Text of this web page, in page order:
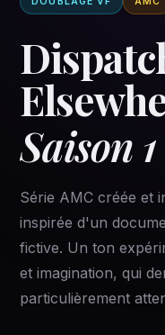
Saison 1
Série AMC créée et
inspirée d'un
fictive. Un ton
et imagination, qui
particulièrement